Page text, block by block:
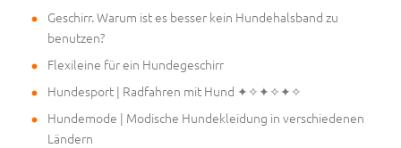
Geschirr. Warum ist es besser kein Hundehalsband zu
benutzen?
Flexileine für ein Hundegeschirr
Hundesport | Radfahren mit Hund ✦✧✦✧✦✧
Hundemode | Modische Hundekleidung in verschiedenen
Ländern